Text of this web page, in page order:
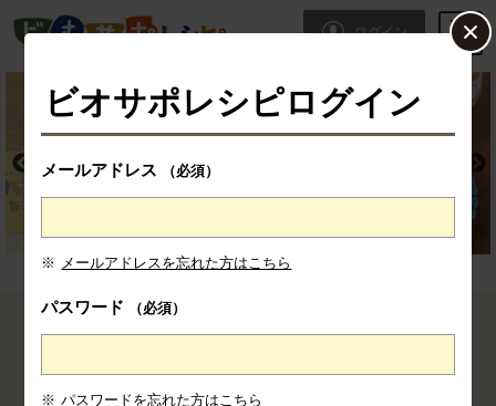
ページの先頭です。
ログイン
ここからサイト内共通メニューです。
サイト内共通メニューをスキップする
サイト内共通メニューここまで。
ビオサポレシピログイン
メールアドレス （必須）
※ メールアドレスを忘れた方はこちら
パスワード （必須）
※ パスワードを忘れた方はこちら
みんなの投稿レシピ パーティ 牛乳